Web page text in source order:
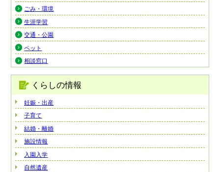
ごみ・環境
生涯学習
交通・公園
ペット
相談窓口
くらしの情報
妊娠・出産
子育て
結婚・離婚
施設情報
入園入学
自然遺産